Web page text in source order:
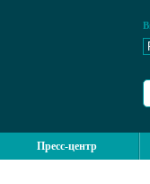
Пресс-центр